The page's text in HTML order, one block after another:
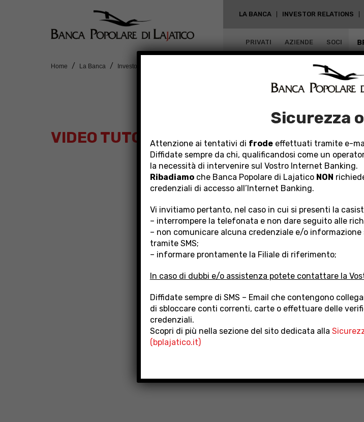
LA BANCA INVESTOR RELATIONS
PRIVATI AZIENDE SOCI
Home La Banca Investor Relations VIDEO TUTORIAL INBANK TRADING WEB
VIDEO TUTORIAL INBANK TRADING WEB
Sicurezza
Attenzione ai tentativi di frodeeffettuati tramite e-
Diffidate sempre da chi, qualificandosi come un
la necessità di intervenire sul Vostro Internet Banking.
Ribadiamoche Banca Popolare di Lajatico NON
credenziali di accesso all’Internet Banking.
Vi invitiamo pertanto, nel caso in cui si presenti la
– interrompere la telefonata e non dare seguito alle
– non comunicare alcuna credenziale e/o
tramite SMS;
– informare prontamente la Filiale di riferimento;
In caso di dubbi e/o assistenza potete contattare la
Diffidate sempre di SMS – Email che contengono
di sbloccare conti correnti, carte o effettuare delle
credenziali.
Scopri di più nella sezione del sito dedicata alla
(bplajatico.it)